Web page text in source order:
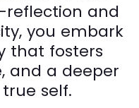
reflection and
you embark
that fosters
and a deeper
self.